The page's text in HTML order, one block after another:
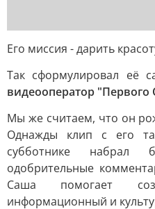
Его миссия - дарить
Так сформулировал её
видеооператор "Первого
Мы же считаем, что он
Однажды клип с его
субботнике
одобрительные
Саша помогает
информационный и